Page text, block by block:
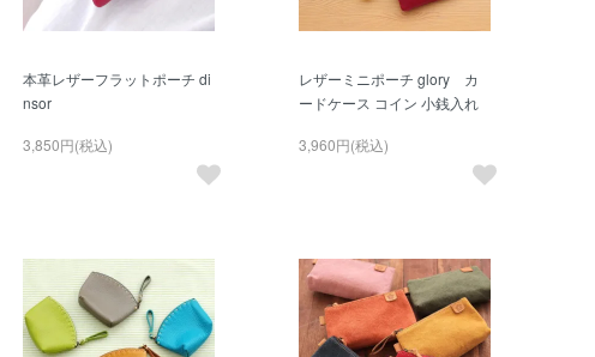
本革レザーフラットポーチ di
nsor
3,850円(税込)
レザーミニポーチ glory カ
ードケース コイン 小銭入れ
3,960円(税込)